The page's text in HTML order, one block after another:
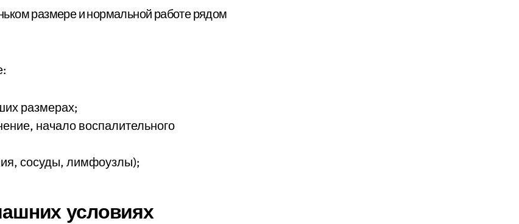
размере и нормальной работе рядом
размерах;
начало воспалительного
сосуды, лимфоузлы);
условиях